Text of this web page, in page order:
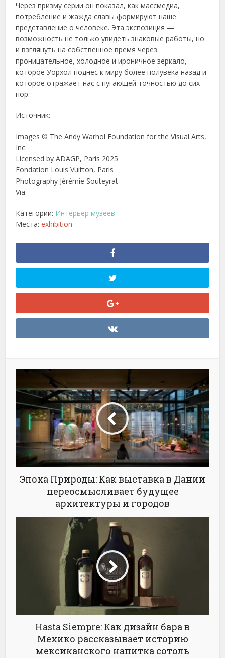
Через призму серии он показал, как массмедиа,
потребление и жажда славы формируют наше
представление о человеке. Эта экспозиция —
возможность не только увидеть знаковые работы, но
и взглянуть на собственное время через
проницательное, холодное и ироничное зеркало,
которое Уорхол поднес к миру более полувека назад и
которое отражает нас с пугающей точностью до сих
пор.
Источник:
Images © The Andy Warhol Foundation for the Visual Arts,
Inc.
Licensed by ADAGP, Paris 2025
Fondation Louis Vuitton, Paris
Photography Jérémie Souteyrat
Via
Категории: Интерьер музеев
Места:exhibition
Эпоха Природы: Как выставка в Дании
переосмысливает будущее
архитектуры и городов
Hasta Siempre: Как дизайн бара в
Мехико рассказывает историю
мексиканского напитка сотоль